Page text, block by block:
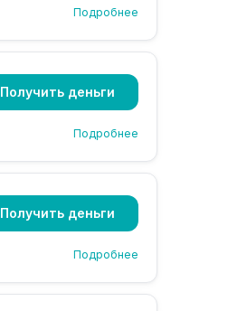
Подробнее
Получить деньги
Подробнее
Получить деньги
Подробнее